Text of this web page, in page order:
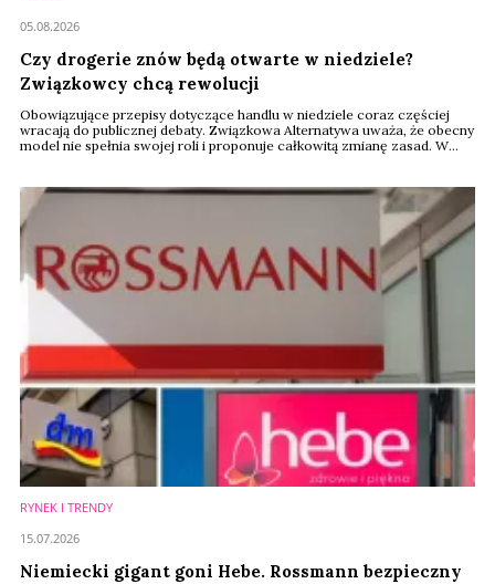
Czy drogerie znów będą otwarte w niedziele?
Związkowcy chcą rewolucji
Obowiązujące przepisy dotyczące handlu w niedziele coraz częściej
wracają do publicznej debaty. Związkowa Alternatywa uważa, że obecny
model nie spełnia swojej roli i proponuje całkowitą zmianę zasad. W
otrzymywać nawet 2,5 razy wyższe wynagrodzenie niż w dni
powszednie.
05.08.2026
RYNEK I TRENDY
Niemiecki gigant goni Hebe. Rossmann bezpieczny
15.07.2026